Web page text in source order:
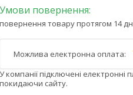
повернення товару протягом 14
У компанії підключені
покидаючи сайту.